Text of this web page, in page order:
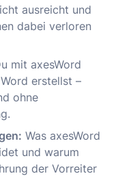
ausreicht und
dabei verloren
mit axesWord
erstellst –
ohne
Was axesWord
und warum
der Vorreiter